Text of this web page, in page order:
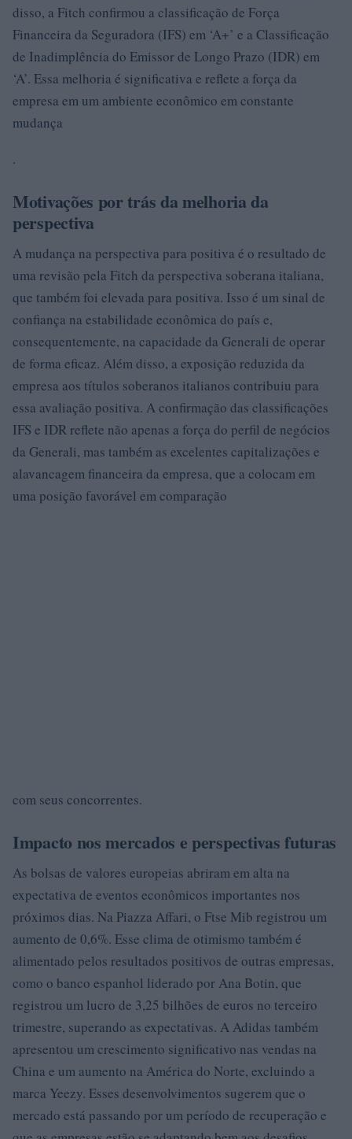
disso, a Fitch confirmou a classificação de Força
Financeira da Seguradora (IFS) em ‘A+’ e a Classificação
de Inadimplência do Emissor de Longo Prazo (IDR) em
‘A’. Essa melhoria é significativa e reflete a força da
empresa em um ambiente econômico em constante
mudança
.
Motivações por trás da melhoria da
perspectiva
A mudança na perspectiva para positiva é o resultado de
uma revisão pela Fitch da perspectiva soberana italiana,
que também foi elevada para positiva. Isso é um sinal de
confiança na estabilidade econômica do país e,
consequentemente, na capacidade da Generali de operar
de forma eficaz. Além disso, a exposição reduzida da
empresa aos títulos soberanos italianos contribuiu para
essa avaliação positiva. A confirmação das classificações
IFS e IDR reflete não apenas a força do perfil de negócios
da Generali, mas também as excelentes capitalizações e
alavancagem financeira da empresa, que a colocam em
uma posição favorável em comparação
com seus concorrentes.
Impacto nos mercados e perspectivas futuras
As bolsas de valores europeias abriram em alta na
expectativa de eventos econômicos importantes nos
próximos dias. Na Piazza Affari, o Ftse Mib registrou um
aumento de 0,6%. Esse clima de otimismo também é
alimentado pelos resultados positivos de outras empresas,
como o banco espanhol liderado por Ana Botin, que
registrou um lucro de 3,25 bilhões de euros no terceiro
trimestre, superando as expectativas. A Adidas também
apresentou um crescimento significativo nas vendas na
China e um aumento na América do Norte, excluindo a
marca Yeezy. Esses desenvolvimentos sugerem que o
mercado está passando por um período de recuperação e